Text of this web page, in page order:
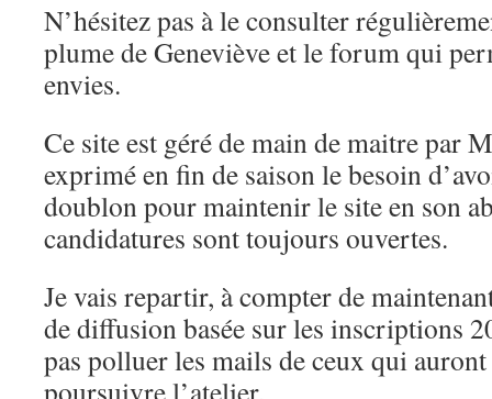
N’hésitez pas à le consulter
plume de Geneviève et le forum qui
envies.
Ce site est géré de main de maitre par
exprimé en fin de saison le besoin
doublon pour maintenir le site en son
candidatures sont toujours ouvertes.
Je vais repartir, à compter de
de diffusion basée sur les inscriptions
pas polluer les mails de ceux qui auront
poursuivre l’atelier.